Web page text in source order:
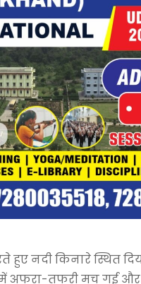
नदी किनारे स्थित
में अफरा-तफरी मच गई